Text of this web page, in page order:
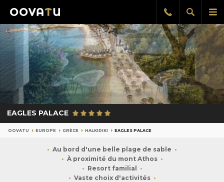
le
Afficher
la
Rappel
gratuit
EAGLES PALACE
OOVATU EUROPE GRÈCE HALKIDIKI EAGLES PALACE
Au bord d'une belle plage de sable
À proximité du mont Athos
Resort familial
Vaste choix d'activités